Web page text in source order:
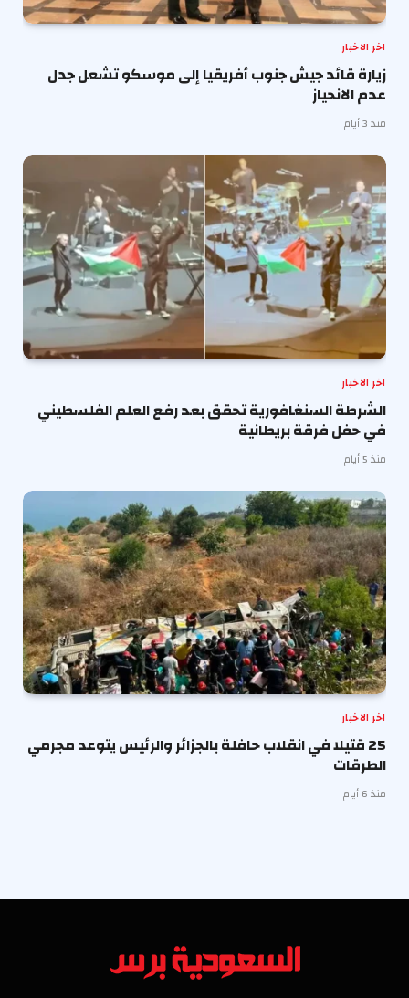
اخر الاخبار
زيارة قائد جيش جنوب أفريقيا إلى موسكو تشعل جدل
عدم الانحياز
منذ 3 أيام
اخر الاخبار
الشرطة السنغافورية تحقق بعد رفع العلم الفلسطيني
في حفل فرقة بريطانية
منذ 5 أيام
اخر الاخبار
25 قتيلا في انقلاب حافلة بالجزائر والرئيس يتوعد مجرمي
الطرقات
منذ 6 أيام